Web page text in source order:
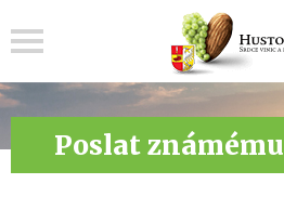
Poslat známému